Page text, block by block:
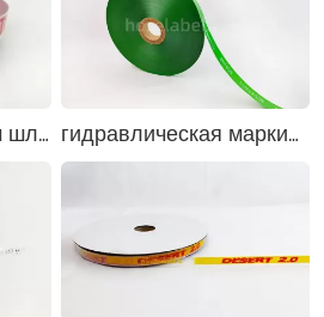
ярлык с воздушным шлангом гидравлическая маркировка шланга